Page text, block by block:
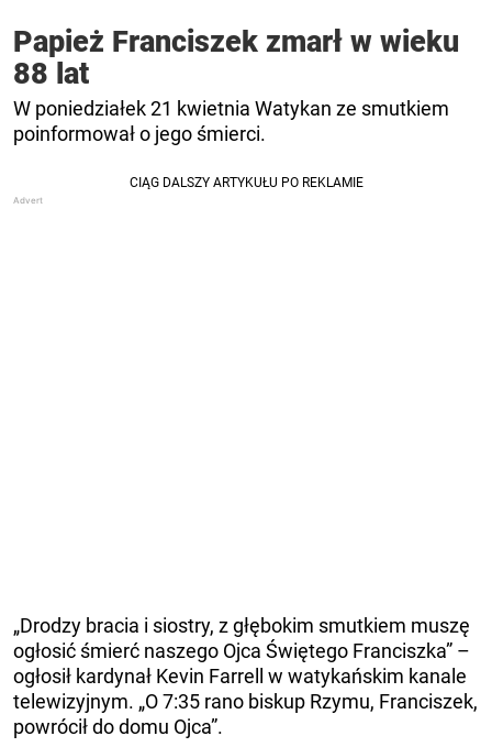
Papież Franciszek zmarł w wieku
88 lat
W poniedziałek 21 kwietnia Watykan ze smutkiem
poinformował o jego śmierci.
„Drodzy bracia i siostry, z głębokim smutkiem muszę
ogłosić śmierć naszego Ojca Świętego Franciszka” –
ogłosił kardynał Kevin Farrell w watykańskim kanale
telewizyjnym. „O 7:35 rano biskup Rzymu, Franciszek,
powrócił do domu Ojca”.